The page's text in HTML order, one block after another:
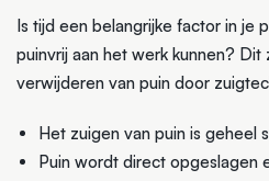
Is tijd een belangrijke factor in je
puinvrij aan het werk kunnen?
verwijderen van puin door
Het zuigen van puin is geheel
Puin wordt direct opgeslagen